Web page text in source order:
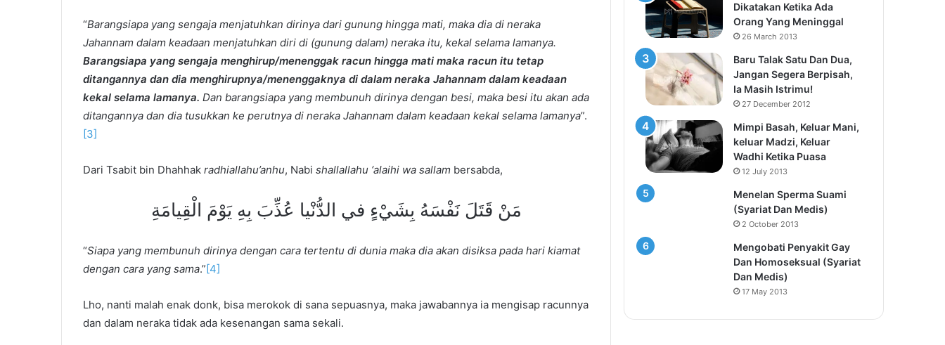
“Barangsiapa yang sengaja menjatuhkan dirinya dari gunung hingga mati, maka dia di neraka
Jahannam dalam keadaan menjatuhkan diri di (gunung dalam) neraka itu, kekal selama lamanya.
Barangsiapa yang sengaja menghirup/menenggak racun hingga mati maka racun itu tetap
ditangannya dan dia menghirupnya/menenggaknya di dalam neraka Jahannam dalam keadaan
kekal selama lamanya. Dan barangsiapa yang membunuh dirinya dengan besi, maka besi itu akan ada
ditangannya dan dia tusukkan ke perutnya di neraka Jahannam dalam keadaan kekal selama lamanya”.
[3]
Dari Tsabit bin Dhahhak radhiallahu’anhu, Nabi shallallahu ‘alaihi wa sallam bersabda,
مَنْ قَتَلَ نَفْسَهُ بِشَيْءٍ في الدُّنْيا عُذِّبَ بِهِ يَوْمَ الْقِيامَةِ
“Siapa yang membunuh dirinya dengan cara tertentu di dunia maka dia akan disiksa pada hari kiamat
dengan cara yang sama.” [4]
Lho, nanti malah enak donk, bisa merokok di sana sepuasnya, maka jawabannya ia mengisap racunnya
dan dalam neraka tidak ada kesenangan sama sekali.
Dikatakan Ketika Ada
Orang Yang Meninggal
26 March 2013
Baru Talak Satu Dan Dua,
Jangan Segera Berpisah,
Ia Masih Istrimu!
27 December 2012
Mimpi Basah, Keluar Mani,
keluar Madzi, Keluar
Wadhi Ketika Puasa
12 July 2013
Menelan Sperma Suami
(Syariat Dan Medis)
2 October 2013
Mengobati Penyakit Gay
Dan Homoseksual (Syariat
Dan Medis)
17 May 2013